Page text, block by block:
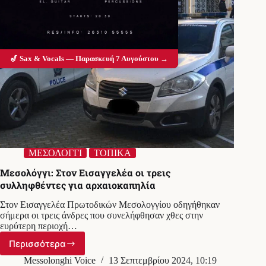
ΜΕΣΟΛΟΓΓΙ ΤΟΠΙΚΑ
Μεσολόγγι: Στον Εισαγγελέα οι τρεις
συλληφθέντες για αρχαιοκαπηλία
Στον Εισαγγελέα Πρωτοδικών Μεσολογγίου οδηγήθηκαν
σήμερα οι τρεις άνδρες που συνελήφθησαν χθες στην
ευρύτερη περιοχή…
Περισσότερα
Μεσολόγγι:
Στον
Messolonghi Voice 13 Σεπτεμβρίου 2024, 10:19
🎷 Sax & Vocals — Παρασκευή 7 Αυγούστου →